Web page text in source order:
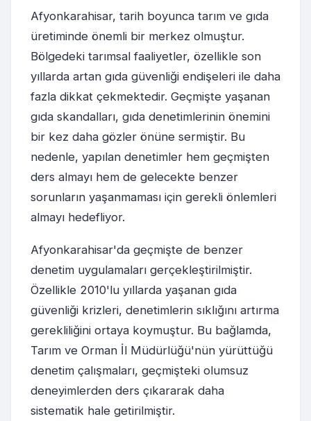
Afyonkarahisar, tarih boyunca tarım ve gıda
üretiminde önemli bir merkez olmuştur.
Bölgedeki tarımsal faaliyetler, özellikle son
yıllarda artan gıda güvenliği endişeleri ile daha
fazla dikkat çekmektedir. Geçmişte yaşanan
gıda skandalları, gıda denetimlerinin önemini
bir kez daha gözler önüne sermiştir. Bu
nedenle, yapılan denetimler hem geçmişten
ders almayı hem de gelecekte benzer
sorunların yaşanmaması için gerekli önlemleri
almayı hedefliyor.
Afyonkarahisar'da geçmişte de benzer
denetim uygulamaları gerçekleştirilmiştir.
Özellikle 2010'lu yıllarda yaşanan gıda
güvenliği krizleri, denetimlerin sıklığını artırma
gerekliliğini ortaya koymuştur. Bu bağlamda,
Tarım ve Orman İl Müdürlüğü'nün yürüttüğü
denetim çalışmaları, geçmişteki olumsuz
deneyimlerden ders çıkararak daha
sistematik hale getirilmiştir.